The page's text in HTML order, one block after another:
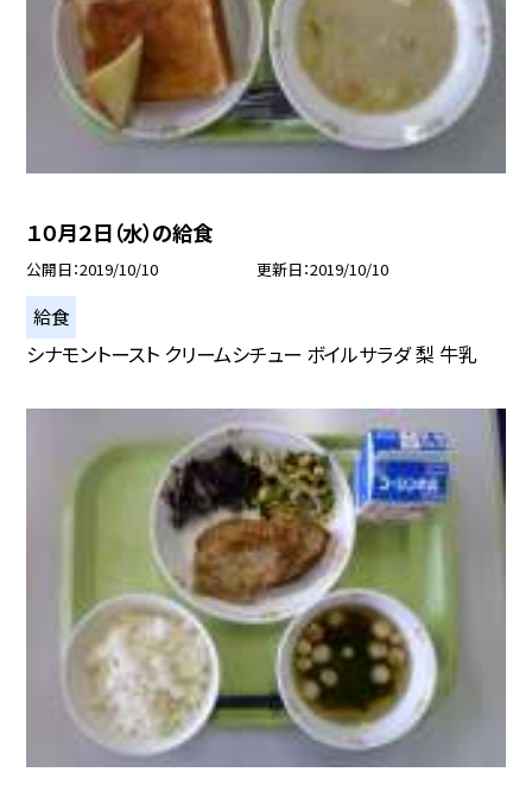
１０月２日（水）の給食
公開日 2019/10/10 更新日 2019/10/10
給食
シナモントースト クリームシチュー ボイルサラダ 梨 牛乳